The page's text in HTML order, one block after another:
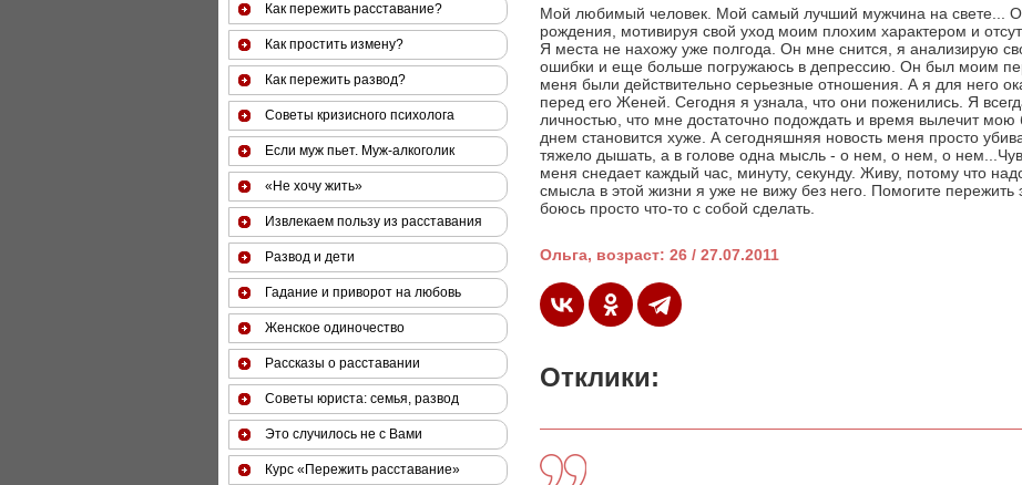
Мой любимый человек. Мой самый лучший мужчина на свете...
рождения, мотивируя свой уход моим плохим характером и
Я места не нахожу уже полгода. Он мне снится, я анализирую
ошибки и еще больше погружаюсь в депрессию. Он был моим
меня были действительно серьезные отношения. А я для него
перед его Женей. Сегодня я узнала, что они поженились. Я
личностью, что мне достаточно подождать и время вылечит
днем становится хуже. А сегодняшняя новость меня просто
тяжело дышать, а в голове одна мысль - о нем, о нем, о
меня снедает каждый час, минуту, секунду. Живу, потому что
смысла в этой жизни я уже не вижу без него. Помогите пережить
боюсь просто что-то с собой сделать.
Ольга, возраст: 26 / 27.07.2011
Отклики:
Как пережить расставание?
Как простить измену?
Как пережить развод?
Советы кризисного психолога
Если муж пьет. Муж-алкоголик
«Не хочу жить»
Извлекаем пользу из расставания
Развод и дети
Гадание и приворот на любовь
Женское одиночество
Рассказы о расставании
Советы юриста: семья, развод
Это случилось не с Вами
Курс «Пережить расставание»